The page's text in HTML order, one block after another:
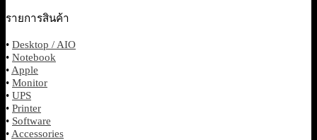
รายการสินค้า
• Desktop / AIO
• Notebook
• Apple
• Monitor
• UPS
• Printer
• Software
• Accessories